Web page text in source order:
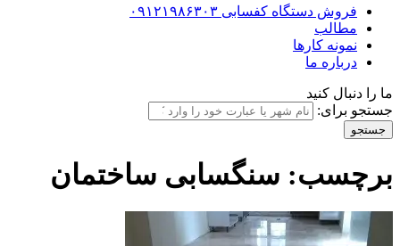
فروش دستگاه کفسابی ۰۹۱۲۱۹۸۶۳۰۳
مطالب
نمونه کارها
درباره ما
ما را دنبال کنید
جستجو برای:
برچسب: سنگسابی ساختمان